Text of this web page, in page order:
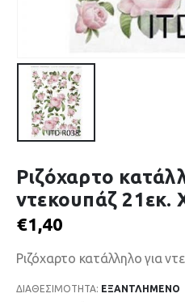
Ριζόχαρτο
ντεκουπάζ 21εκ.
€1,40
Ριζόχαρτο κατάλληλο για
ΔΙΑΘΕΣΙΜΌΤΗΤΑ: ΕΞΑΝΤΛΗΜΈΝΟ